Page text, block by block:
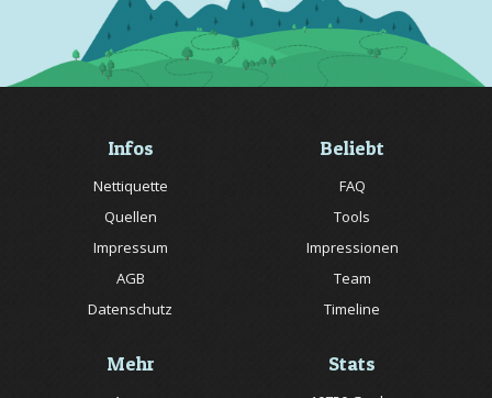
Infos
Nettiquette
Quellen
Impressum
AGB
Datenschutz
Beliebt
FAQ
Tools
Impressionen
Team
Timeline
Mehr Stats